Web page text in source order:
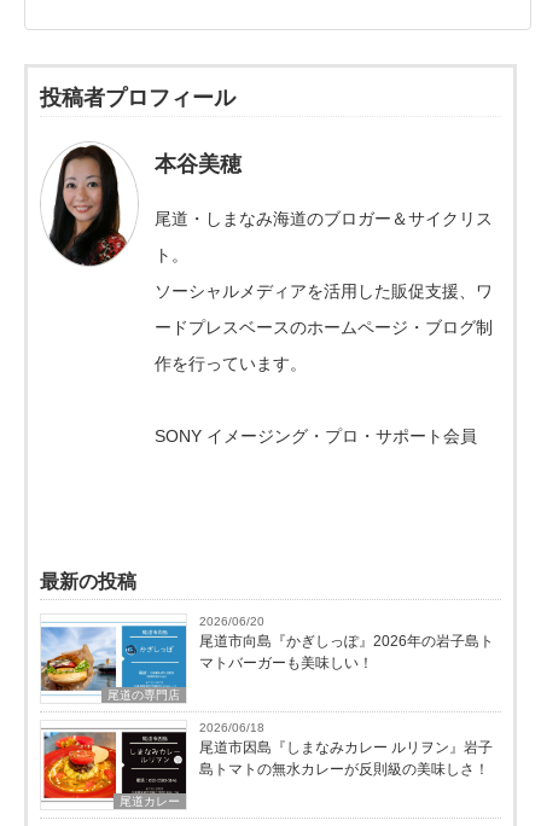
投稿者プロフィール
本谷美穂
尾道・しまなみ海道のブロガー＆サイクリス
ト。
ソーシャルメディアを活用した販促支援、ワ
ードプレスベースのホームページ・ブログ制
作を行っています。
SONY イメージング・プロ・サポート会員
最新の投稿
尾道の専門店
2026/06/20
尾道市向島『かぎしっぽ』2026年の岩子島ト
マトバーガーも美味しい！
尾道カレー
2026/06/18
尾道市因島『しまなみカレー ルリヲン』岩子
島トマトの無水カレーが反則級の美味しさ！